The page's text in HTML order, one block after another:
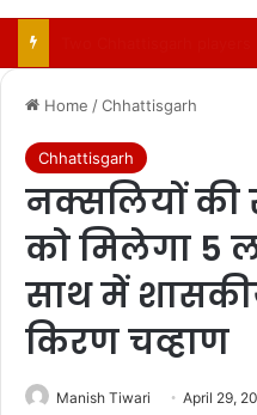
Home /Chhattisgarh
Chhattisgarh
नक्सलियों की
को मिलेगा 5
साथ में
किरण चव्हाण
Manish Tiwari April 29,